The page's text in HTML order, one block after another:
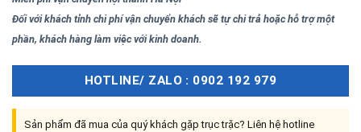
Đối với khách tỉnh chi phí vận chuyển khách sẽ tự chi trả hoặc hỗ trợ một
phần, khách hàng làm việc với kinh doanh.
HOTLINE/ ZALO : 0902 192 979
Sản phẩm đã mua của quý khách gặp trục trặc? Liên hệ hotline